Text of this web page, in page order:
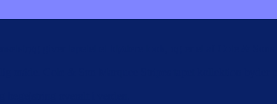
giver tapetet et blødere look, og er et af Cole & Sons
måde. Cole & Son Marquee Stripes tapet kollektion byder
overalt i verden.